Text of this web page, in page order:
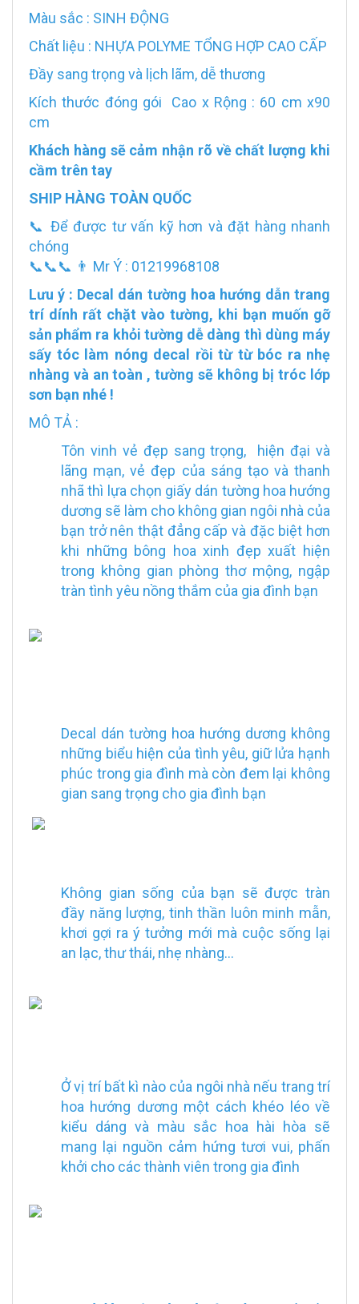
Màu sắc : SINH ĐỘNG
Chất liệu : NHỰA POLYME TỔNG HỢP CAO CẤP
Đầy sang trọng và lịch lãm, dễ thương
Kích thước đóng gói Cao x Rộng : 60 cm x90
cm
Khách hàng sẽ cảm nhận rõ về chất lượng khi
cầm trên tay
SHIP HÀNG TOÀN QUỐC
📞 Để được tư vấn kỹ hơn và đặt hàng nhanh
chóng
📞📞📞 👨 Mr Ý : 01219968108
Lưu ý : Decal dán tường hoa hướng dẫn trang
trí dính rất chặt vào tường, khi bạn muốn gỡ
sản phẩm ra khỏi tường dễ dàng thì dùng máy
sấy tóc làm nóng decal rồi từ từ bóc ra nhẹ
nhàng và an toàn , tường sẽ không bị tróc lớp
sơn bạn nhé !
MÔ TẢ :
Tôn vinh vẻ đẹp sang trọng, hiện đại và
lãng mạn, vẻ đẹp của sáng tạo và thanh
nhã thì lựa chọn giấy dán tường hoa hướng
dương sẽ làm cho không gian ngôi nhà của
bạn trở nên thật đẳng cấp và đặc biệt hơn
khi những bông hoa xinh đẹp xuất hiện
trong không gian phòng thơ mộng, ngập
tràn tình yêu nồng thắm của gia đình bạn
Decal dán tường hoa hướng dương không
những biểu hiện của tình yêu, giữ lửa hạnh
phúc trong gia đình mà còn đem lại không
gian sang trọng cho gia đình bạn
Không gian sống của bạn sẽ được tràn
đầy năng lượng, tinh thần luôn minh mẫn,
khơi gợi ra ý tưởng mới mà cuộc sống lại
an lạc, thư thái, nhẹ nhàng...
Ở vị trí bất kì nào của ngôi nhà nếu trang trí
hoa hướng dương một cách khéo léo về
kiểu dáng và màu sắc hoa hài hòa sẽ
mang lại nguồn cảm hứng tươi vui, phấn
khởi cho các thành viên trong gia đình